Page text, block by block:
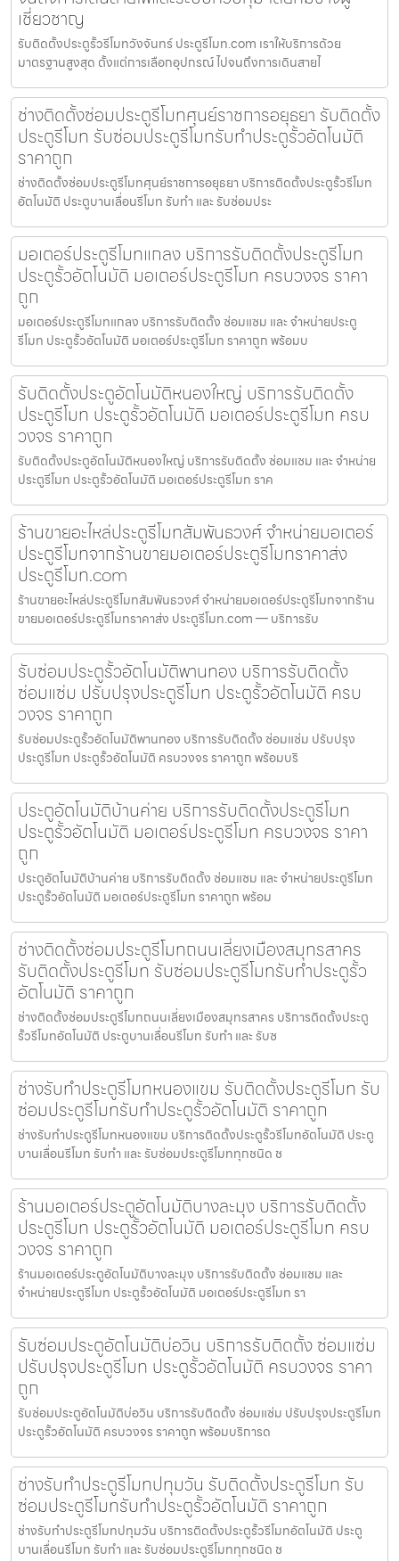
เชี่ยวชาญ
รับติดตั้งประตูรั้วรีโมทวังจันทร์ ประตูรีโมท.com เราให้บริการด้วย
มาตรฐานสูงสุด ตั้งแต่การเลือกอุปกรณ์ ไปจนถึงการเดินสายไ
ช่างติดตั้งซ่อมประตูรีโมทศุนย์ราชการอยุธยา รับติดตั้ง
ประตูรีโมท รับซ่อมประตูรีโมทรับทำประตูรั้วอัตโนมัติ
ราคาถูก
ช่างติดตั้งซ่อมประตูรีโมทศุนย์ราชการอยุธยา บริการติดตั้งประตูรั้วรีโมท
อัตโนมัติ ประตูบานเลื่อนรีโมท รับทำ และ รับซ่อมประ
มอเตอร์ประตูรีโมทแกลง บริการรับติดตั้งประตูรีโมท
ประตูรั้วอัตโนมัติ มอเตอร์ประตูรีโมท ครบวงจร ราคา
ถูก
มอเตอร์ประตูรีโมทแกลง บริการรับติดตั้ง ซ่อมแซม และ จำหน่ายประตู
รีโมท ประตูรั้วอัตโนมัติ มอเตอร์ประตูรีโมท ราคาถูก พร้อมบ
รับติดตั้งประตูอัตโนมัติหนองใหญ่ บริการรับติดตั้ง
ประตูรีโมท ประตูรั้วอัตโนมัติ มอเตอร์ประตูรีโมท ครบ
วงจร ราคาถูก
รับติดตั้งประตูอัตโนมัติหนองใหญ่ บริการรับติดตั้ง ซ่อมแซม และ จำหน่าย
ประตูรีโมท ประตูรั้วอัตโนมัติ มอเตอร์ประตูรีโมท ราค
ร้านขายอะไหล่ประตูรีโมทสัมพันธวงศ์ จำหน่ายมอเตอร์
ประตูรีโมทจากร้านขายมอเตอร์ประตูรีโมทราคาส่ง
ประตูรีโมท.com
ร้านขายอะไหล่ประตูรีโมทสัมพันธวงศ์ จำหน่ายมอเตอร์ประตูรีโมทจากร้าน
ขายมอเตอร์ประตูรีโมทราคาส่ง ประตูรีโมท.com — บริการรับ
รับซ่อมประตูรั้วอัตโนมัติพานทอง บริการรับติดตั้ง
ซ่อมแซ่ม ปรับปรุงประตูรีโมท ประตูรั้วอัตโนมัติ ครบ
วงจร ราคาถูก
รับซ่อมประตูรั้วอัตโนมัติพานทอง บริการรับติดตั้ง ซ่อมแซ่ม ปรับปรุง
ประตูรีโมท ประตูรั้วอัตโนมัติ ครบวงจร ราคาถูก พร้อมบริ
ประตูอัตโนมัติบ้านค่าย บริการรับติดตั้งประตูรีโมท
ประตูรั้วอัตโนมัติ มอเตอร์ประตูรีโมท ครบวงจร ราคา
ถูก
ประตูอัตโนมัติบ้านค่าย บริการรับติดตั้ง ซ่อมแซม และ จำหน่ายประตูรีโมท
ประตูรั้วอัตโนมัติ มอเตอร์ประตูรีโมท ราคาถูก พร้อม
ช่างติดตั้งซ่อมประตูรีโมทถนนเลี่ยงเมืองสมุทรสาคร
รับติดตั้งประตูรีโมท รับซ่อมประตูรีโมทรับทำประตูรั้ว
อัตโนมัติ ราคาถูก
ช่างติดตั้งซ่อมประตูรีโมทถนนเลี่ยงเมืองสมุทรสาคร บริการติดตั้งประตู
รั้วรีโมทอัตโนมัติ ประตูบานเลื่อนรีโมท รับทำ และ รับซ
ช่างรับทำประตูรีโมทหนองแขม รับติดตั้งประตูรีโมท รับ
ซ่อมประตูรีโมทรับทำประตูรั้วอัตโนมัติ ราคาถูก
ช่างรับทำประตูรีโมทหนองแขม บริการติดตั้งประตูรั้วรีโมทอัตโนมัติ ประตู
บานเลื่อนรีโมท รับทำ และ รับซ่อมประตูรีโมททุกชนิด ช
ร้านมอเตอร์ประตูอัตโนมัติบางละมุง บริการรับติดตั้ง
ประตูรีโมท ประตูรั้วอัตโนมัติ มอเตอร์ประตูรีโมท ครบ
วงจร ราคาถูก
ร้านมอเตอร์ประตูอัตโนมัติบางละมุง บริการรับติดตั้ง ซ่อมแซม และ
จำหน่ายประตูรีโมท ประตูรั้วอัตโนมัติ มอเตอร์ประตูรีโมท รา
รับซ่อมประตูอัตโนมัติบ่อวิน บริการรับติดตั้ง ซ่อมแซ่ม
ปรับปรุงประตูรีโมท ประตูรั้วอัตโนมัติ ครบวงจร ราคา
ถูก
รับซ่อมประตูอัตโนมัติบ่อวิน บริการรับติดตั้ง ซ่อมแซ่ม ปรับปรุงประตูรีโมท
ประตูรั้วอัตโนมัติ ครบวงจร ราคาถูก พร้อมบริการด
ช่างรับทำประตูรีโมทปทุมวัน รับติดตั้งประตูรีโมท รับ
ซ่อมประตูรีโมทรับทำประตูรั้วอัตโนมัติ ราคาถูก
ช่างรับทำประตูรีโมทปทุมวัน บริการติดตั้งประตูรั้วรีโมทอัตโนมัติ ประตู
บานเลื่อนรีโมท รับทำ และ รับซ่อมประตูรีโมททุกชนิด ช